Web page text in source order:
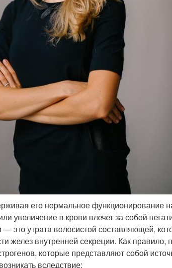
его нормальное функционирование
увеличение в крови влечет за собой
это утрата волосистой составляющей,
желез внутренней секреции. Как правило,
которые представляют собой
вследствие: